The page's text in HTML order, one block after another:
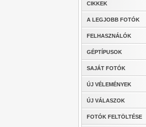
CIKKEK
A LEGJOBB FOTÓK
FELHASZNÁLÓK
GÉPTÍPUSOK
SAJÁT FOTÓK
ÚJ VÉLEMÉNYEK
ÚJ VÁLASZOK
FOTÓK FELTÖLTÉSE